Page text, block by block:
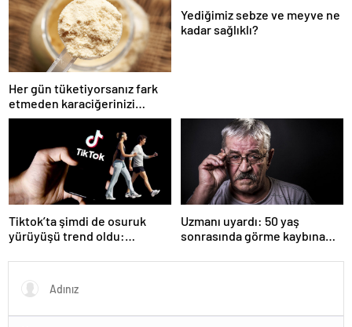
Her gün tüketiyorsanız fark
etmeden karaciğerinizi
bitiriyorsunuz!
Yediğimiz sebze ve meyve ne
kadar sağlıklı?
Tiktok’ta şimdi de osuruk
yürüyüşü trend oldu:
Uzmanı uyardı: 50 yaş
sonrasında görme kaybına